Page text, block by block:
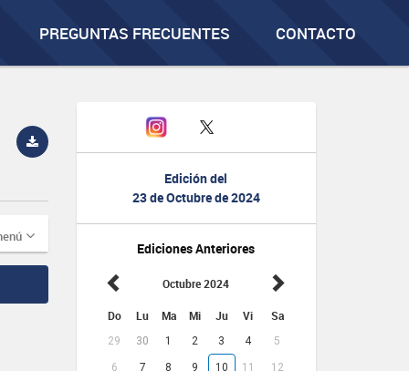
PREGUNTAS FRECUENTES CONTACTO
Edición del
23 de Octubre de 2024
Ediciones Anteriores
Octubre 2024
Do Lu Ma Mi Ju Vi Sa
29 30 1 2 3 4 5
6 7 8 9 10 11 12